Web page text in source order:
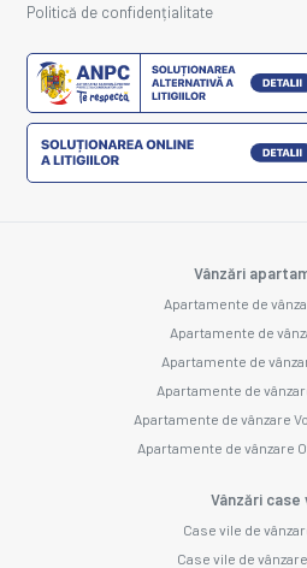
Politică de confidențialitate
Vânzări
Apartamente de
Apartamente de
Apartamente de
Apartamente de
Apartamente de vânzare
Apartamente de vânzare
Vânzări case
Case vile de
Case vile de